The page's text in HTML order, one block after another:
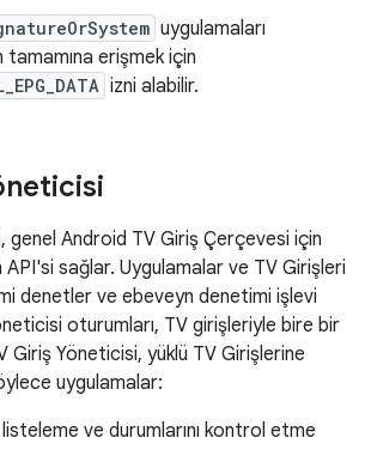
uygulamaları
tamamına erişmek için
izni alabilir.
genel Android TV Giriş Çerçevesi için
sağlar. Uygulamalar ve TV Girişleri
denetler ve ebeveyn denetimi işlevi
oturumları, TV girişleriyle bire bir
Giriş Yöneticisi, yüklü TV Girişlerine
uygulamalar:
ve durumlarını kontrol etme